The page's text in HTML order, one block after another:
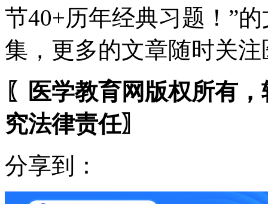
节40+历年经典习题！”
集，更多的文章随时关
〖医学教育网版权所有
究法律责任〗
分享到：